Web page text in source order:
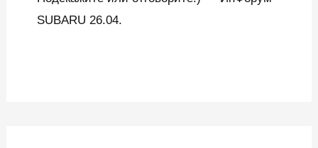
SUBARU 26.04.